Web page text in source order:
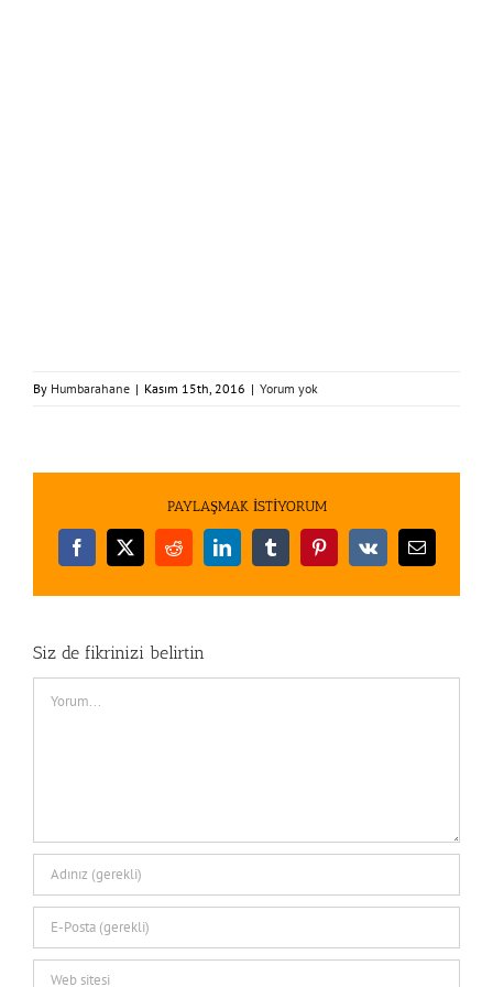
By Humbarahane | Kasım 15th, 2016 | Yorum yok
PAYLAŞMAK İSTİYORUM
Facebook
X RedditLinkedInTumblrPinterest
Vk
E-
Siz de fikrinizi belirtin